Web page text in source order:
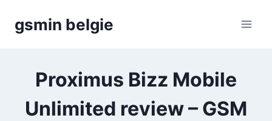
gsmin belgie
Proximus Bizz Mobile
Unlimited review – GSM